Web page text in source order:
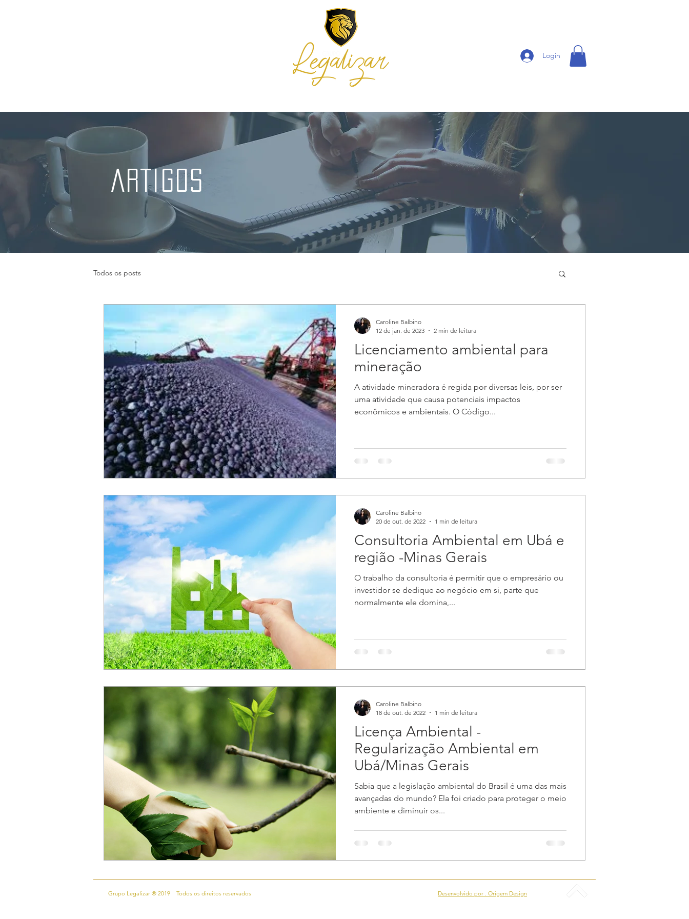
Login
ARTIGOS
Todos os posts
Licenciamento ambiental para
mineração
A atividade mineradora é regida por diversas leis, por ser
uma atividade que causa potenciais impactos
econômicos e ambientais. O Código...
Caroline Balbino
12 de jan. de 2023
2 min de leitura
Consultoria Ambiental em Ubá e
região -Minas Gerais
O trabalho da consultoria é permitir que o empresário ou
investidor se dedique ao negócio em si, parte que
normalmente ele domina,...
Caroline Balbino
20 de out. de 2022
1 min de leitura
Licença Ambiental -
Regularização Ambiental em
Ubá/Minas Gerais
Sabia que a legislação ambiental do Brasil é uma das mais
avançadas do mundo? Ela foi criado para proteger o meio
ambiente e diminuir os...
Caroline Balbino
18 de out. de 2022
1 min de leitura
Grupo Legalizar ® 2019 Todos os direitos reservados Desenvolvido por . Origem Design